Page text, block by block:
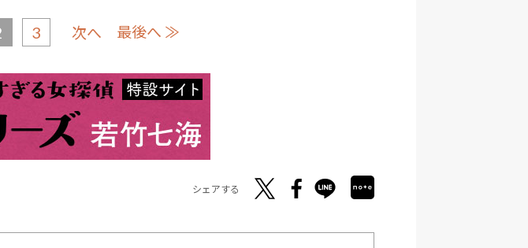
3 次へ 最後へ ≫
シェアする